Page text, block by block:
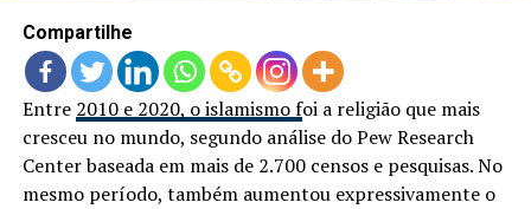
Compartilhe
Entre 2010 e 2020, o islamismo foi a religião que mais
cresceu no mundo, segundo análise do Pew Research
Center baseada em mais de 2.700 censos e pesquisas. No
mesmo período, também aumentou expressivamente o